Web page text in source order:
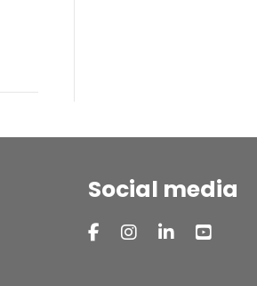
Social media